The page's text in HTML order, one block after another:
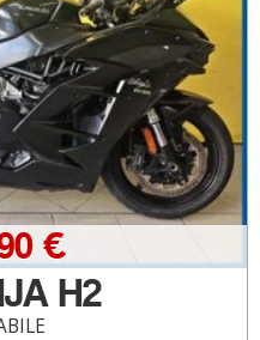
H2
€